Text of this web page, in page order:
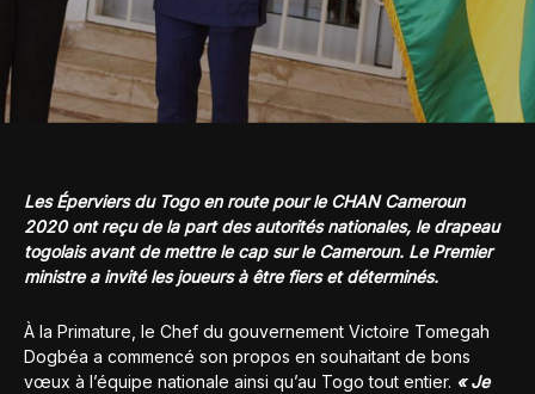
Les Éperviers du Togo en route pour le CHAN Cameroun
2020 ont reçu de la part des autorités nationales, le drapeau
togolais avant de mettre le cap sur le Cameroun. Le Premier
ministre a invité les joueurs à être fiers et déterminés.
À la Primature, le Chef du gouvernement Victoire Tomegah
Dogbéa a commencé son propos en souhaitant de bons
vœux à l’équipe nationale ainsi qu’au Togo tout entier. « Je